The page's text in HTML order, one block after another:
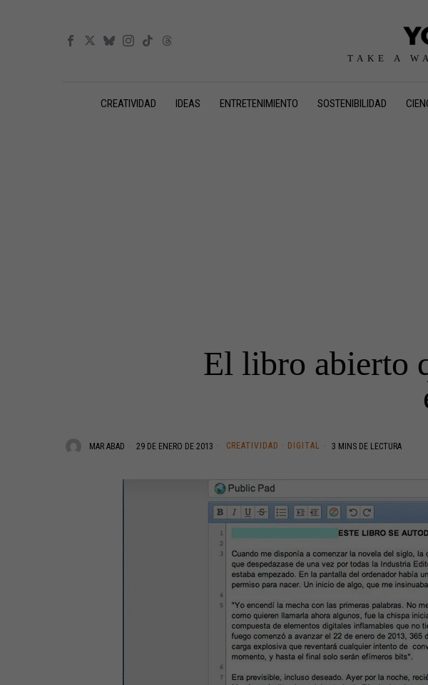
TAKE A
CREATIVIDAD IDEAS ENTRETENIMIENTO SOSTENIBILIDAD
El libro abierto
MAR ABAD 29 DE ENERO DE 2013 CREATIVIDAD · DIGITAL 3 MINS DE LECTURA